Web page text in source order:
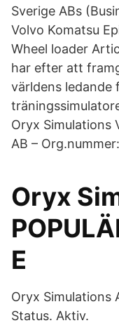
Sverige ABs
Volvo Komatsu
Wheel loader
har efter att
världens ledande
Oryx Simulations
AB –
Oryx
E
Oryx Simulations
Status. Aktiv.